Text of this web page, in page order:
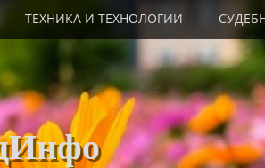
ТЕХНИКА И ТЕХНОЛОГИИ